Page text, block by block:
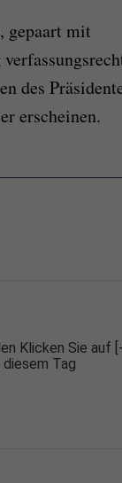
gepaart mit
des
erscheinen.
Klicken Sie auf
Tag